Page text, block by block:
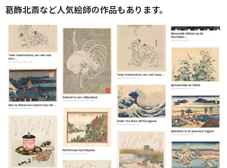
葛飾北斎など人気絵師の作品もあります。